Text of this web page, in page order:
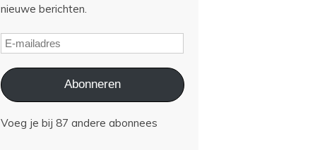
nieuwe berichten.
Abonneren
Voeg je bij 87 andere abonnees